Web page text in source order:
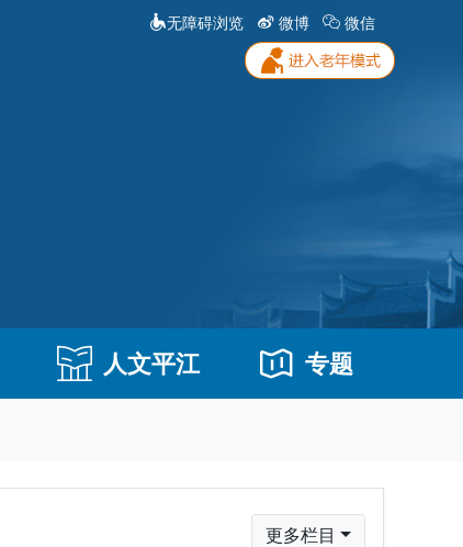
无障碍浏览 微博 微信
人文平江 专题
更多栏目